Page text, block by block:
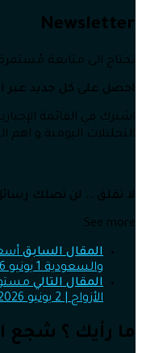
Newsletter
تحتاج الى متابعة
احصل على كل جديد عبر
اشترك في القائمة
التحليلات اليومية و اهم
لا تقلق .. لن تصلك
See more
المقال السابق
والسعودية 1 يونيو 2026
المقال التالي
الأزواج | 2 يونيو 2026
ما رأيك ؟ شجع